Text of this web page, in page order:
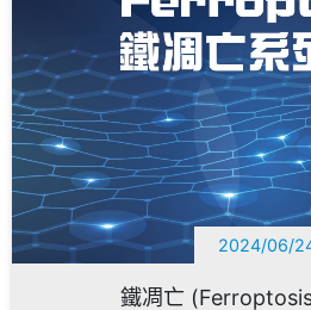
2024/06/
鐵凋亡